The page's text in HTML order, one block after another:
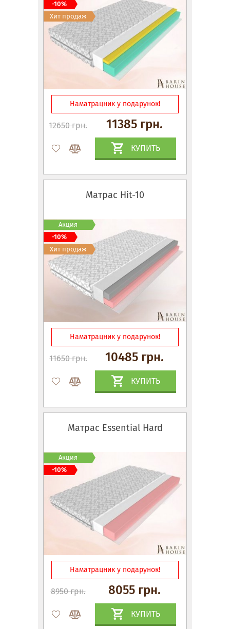
Наматрацник у подарунок!
12650 грн. 11385 грн.
КУПИТЬ
-10%
Хит продаж
Матрас Hit-10
Наматрацник у подарунок!
11650 грн. 10485 грн.
КУПИТЬ
Акция
-10%
Хит продаж
Матрас Essential Hard
Наматрацник у подарунок!
8950 грн. 8055 грн.
КУПИТЬ
Акция
-10%